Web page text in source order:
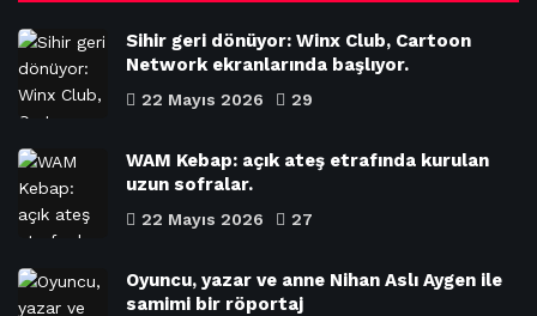
Sihir geri dönüyor: Winx Club, Cartoon
Network ekranlarında başlıyor.
22 Mayıs 2026 29
WAM Kebap: açık ateş etrafında kurulan
uzun sofralar.
22 Mayıs 2026 27
Oyuncu, yazar ve anne Nihan Aslı Aygen ile
samimi bir röportaj